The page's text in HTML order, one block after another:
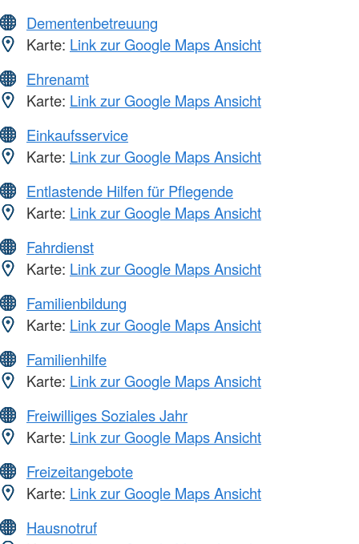
Dementenbetreuung
Karte: Link zur Google Maps Ansicht
Ehrenamt
Karte: Link zur Google Maps Ansicht
Einkaufsservice
Karte: Link zur Google Maps Ansicht
Entlastende Hilfen für Pflegende
Karte: Link zur Google Maps Ansicht
Fahrdienst
Karte: Link zur Google Maps Ansicht
Familienbildung
Karte: Link zur Google Maps Ansicht
Familienhilfe
Karte: Link zur Google Maps Ansicht
Freiwilliges Soziales Jahr
Karte: Link zur Google Maps Ansicht
Freizeitangebote
Karte: Link zur Google Maps Ansicht
Hausnotruf